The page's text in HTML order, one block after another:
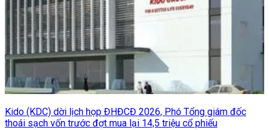
Kido (KDC) dời lịch họp ĐHĐCĐ 2026, Phó Tổng giám đốc
thoái sạch vốn trước đợt mua lại 14,5 triệu cổ phiếu